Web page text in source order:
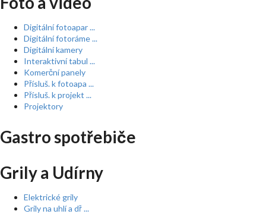
Digitální fotoapar ...
Digitální fotoráme ...
Digitální kamery
Interaktivní tabul ...
Komerční panely
Přísluš. k fotoapa ...
Přísluš. k projekt ...
Projektory
Gastro spotřebiče
Grily a Udírny
Elektrické grily
Grily na uhlí a dř ...